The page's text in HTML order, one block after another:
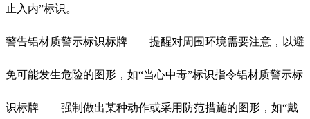
止入内”标识。
警告铝材质警示标识标牌——提醒对周围环境需要注意，以避
免可能发生危险的图形，如“当心中毒”标识指令铝材质警示标
识标牌——强制做出某种动作或采用防范措施的图形，如“戴